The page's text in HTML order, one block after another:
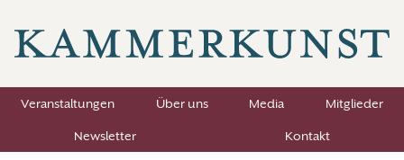
Veranstaltungen Über uns Media
Mitglieder
Newsletter
Kontakt